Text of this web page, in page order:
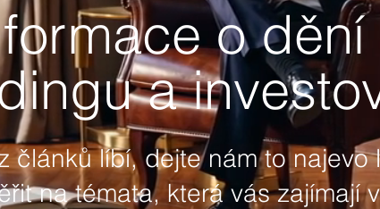
o
a
článků líbí, dejte nám to najevo
na témata, která vás zajímají